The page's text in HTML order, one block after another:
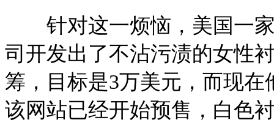
针对这一烦恼，美国一家
司开发出了不沾污渍的女性
筹，目标是3万美元，而现
该网站已经开始预售，白色